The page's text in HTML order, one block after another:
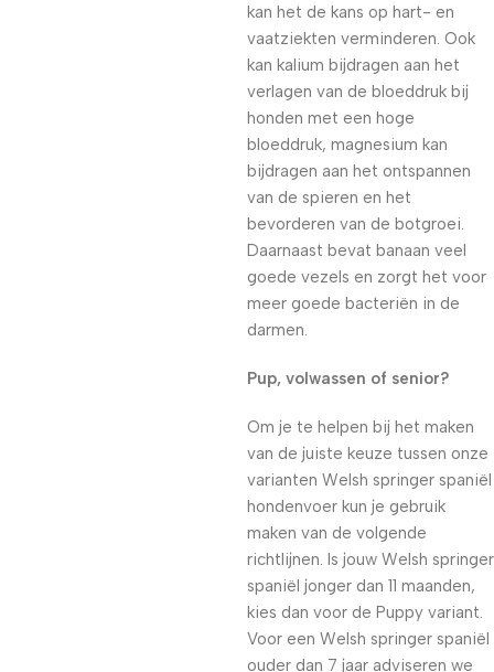
kan het de kans op hart- en
vaatziekten verminderen. Ook
kan kalium bijdragen aan het
verlagen van de bloeddruk bij
honden met een hoge
bloeddruk, magnesium kan
bijdragen aan het ontspannen
van de spieren en het
bevorderen van de botgroei.
Daarnaast bevat banaan veel
goede vezels en zorgt het voor
meer goede bacteriën in de
darmen.
Pup, volwassen of senior?
Om je te helpen bij het maken
van de juiste keuze tussen onze
varianten Welsh springer spaniël
hondenvoer kun je gebruik
maken van de volgende
richtlijnen. Is jouw Welsh springer
spaniël jonger dan 11 maanden,
kies dan voor de Puppy variant.
Voor een Welsh springer spaniël
ouder dan 7 jaar adviseren we